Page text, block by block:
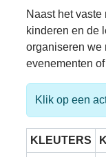
Naast het
kinderen en de
organiseren we
evenementen
Klik op een
KLEUTERS